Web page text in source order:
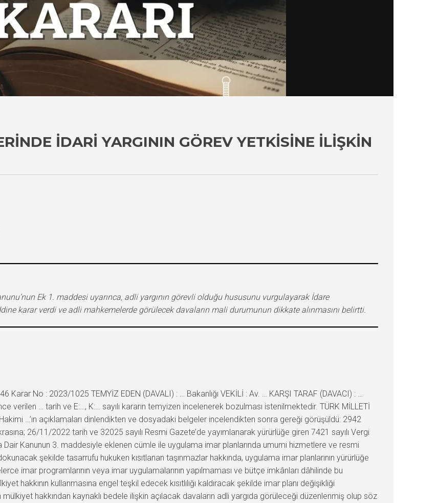
İDARI YARGININ GÖREV YETKISINE İLIŞKIN
Ek 1. maddesi uyarınca, adli yargının görevli olduğu hususunu vurgulayarak İdare
karar verdi ve adli mahkemelerde görülecek davaların mali durumunun dikkate alınmasını belirtti.
Karar No : 2023/1025 TEMYİZ EDEN (DAVALI) : … Bakanlığı VEKİLİ : Av. … KARŞI TARAF (DAVACI) : …
verilen … tarih ve E:…, K:… sayılı kararın temyizen incelenerek bozulması istenilmektedir. TÜRK MİLLETİ
…’ın açıklamaları dinlendikten ve dosyadaki belgeler incelendikten sonra gereği görüşüldü: 2942
26/11/2022 tarih ve 32025 sayılı Resmi Gazete’de yayımlanarak yürürlüğe giren 7421 sayılı Vergi
Dair Kanunun 3. maddesiyle eklenen cümle ile uygulama imar planlarında umumi hizmetlere ve resmi
şekilde tasarrufu hukuken kısıtlanan taşınmazlar hakkında, uygulama imar planlarının yürürlüğe
imar programlarının veya imar uygulamalarının yapılmaması ve bütçe imkânları dâhilinde bu
hakkının kullanmasına engel teşkil edecek kısıtlılığı kaldıracak şekilde imar planı değişikliği
mülkiyet hakkından kaynaklı bedele ilişkin açılacak davaların adli yargıda görüleceği düzenlenmiş olup söz